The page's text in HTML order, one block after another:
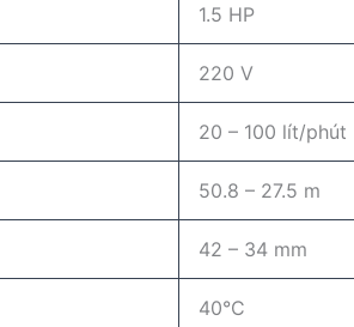
1.5 HP
220 V
20 – 100 lít/phút
50.8 – 27.5 m
42 – 34 mm
40°C